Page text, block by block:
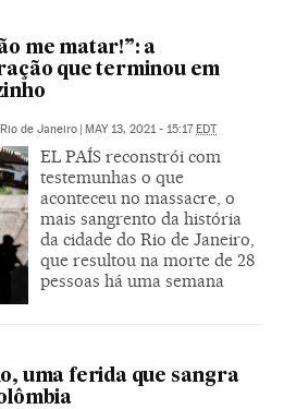
me matar!”: a
que terminou em
Rio de Janeiro | MAY 13, 2021 - 15:17EDT
EL PAÍS reconstrói com
testemunhas o que
aconteceu no massacre, o
mais sangrento da história
da cidade do Rio de Janeiro,
que resultou na morte de 28
pessoas há uma semana
uma ferida que sangra